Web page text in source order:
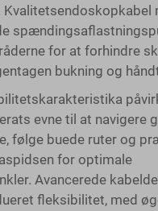
Kvalitetsendoskopkabel
for at forhindre
bukning og
evne til at navigere
følge buede ruter og
for optimale
Avancerede
fleksibilitet, med